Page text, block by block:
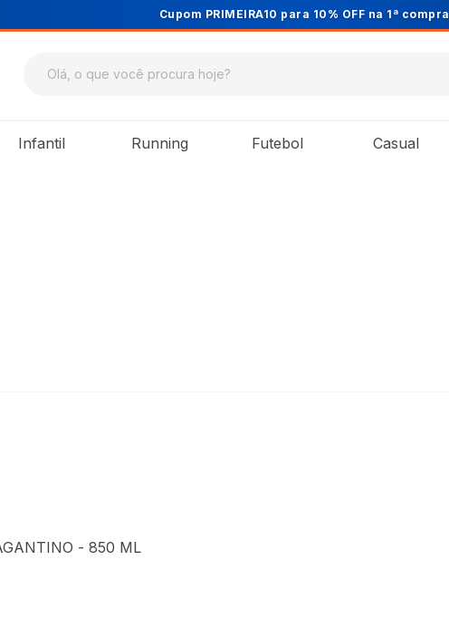
Cupom PRIMEIRA10 para 10% OFF na 1ª compra
Infantil Running Futebol Casual
- 850 ML